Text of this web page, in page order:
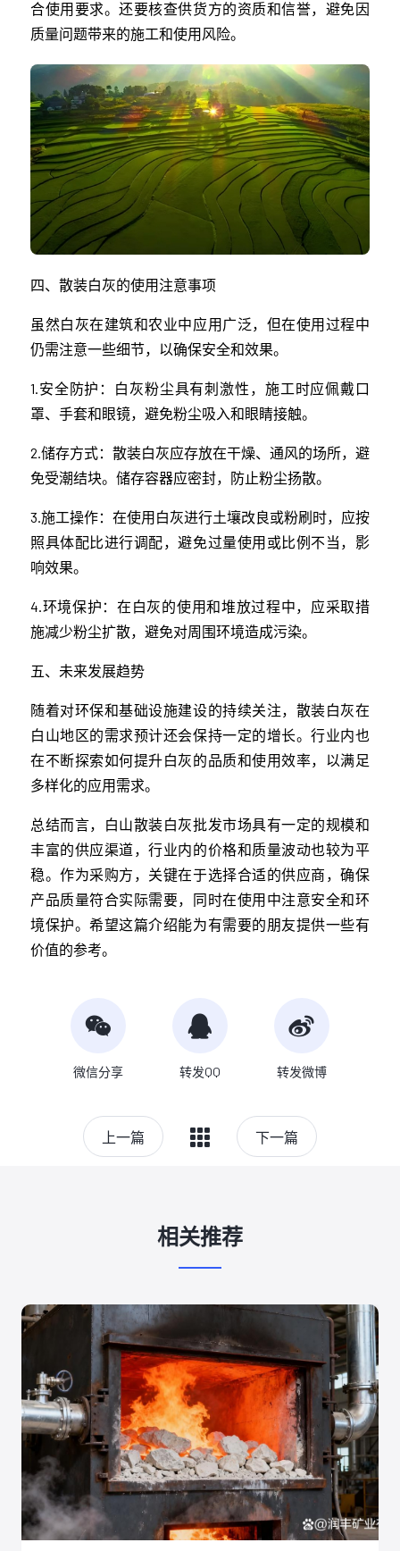
合使用要求。还要核查供货方的资质和信誉，避免因
质量问题带来的施工和使用风险。
四、散装白灰的使用注意事项
虽然白灰在建筑和农业中应用广泛，但在使用过程中
仍需注意一些细节，以确保安全和效果。
1.安全防护：白灰粉尘具有刺激性，施工时应佩戴口
罩、手套和眼镜，避免粉尘吸入和眼睛接触。
2.储存方式：散装白灰应存放在干燥、通风的场所，避
免受潮结块。储存容器应密封，防止粉尘扬散。
3.施工操作：在使用白灰进行土壤改良或粉刷时，应按
照具体配比进行调配，避免过量使用或比例不当，影
响效果。
4.环境保护：在白灰的使用和堆放过程中，应采取措
施减少粉尘扩散，避免对周围环境造成污染。
五、未来发展趋势
随着对环保和基础设施建设的持续关注，散装白灰在
白山地区的需求预计还会保持一定的增长。行业内也
在不断探索如何提升白灰的品质和使用效率，以满足
多样化的应用需求。
总结而言，白山散装白灰批发市场具有一定的规模和
丰富的供应渠道，行业内的价格和质量波动也较为平
稳。作为采购方，关键在于选择合适的供应商，确保
产品质量符合实际需要，同时在使用中注意安全和环
境保护。希望这篇介绍能为有需要的朋友提供一些有
价值的参考。
微信分享 转发QQ 转发微博
上一篇 下一篇
相关推荐